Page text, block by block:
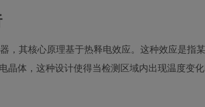
，其核心原理基于热释电效应。这种效应是指
晶体，这种设计使得当检测区域内出现温度变